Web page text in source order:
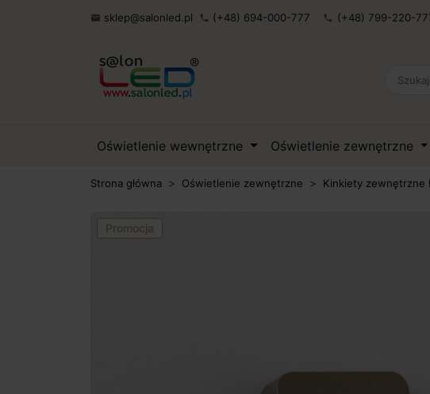
 sklep@salonled.pl phone (+48) 694-000-777 phone (+48) 799-220-
Oświetlenie wewnętrzne Oświetlenie zewnętrzne
Strona główna Oświetlenie zewnętrzne Kinkiety zewnętrzne
Promocja